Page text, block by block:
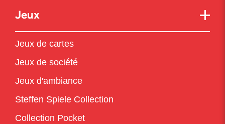
Jeux
Jeux de cartes
Jeux de société
Jeux d'ambiance
Steffen Spiele Collection
Collection Pocket